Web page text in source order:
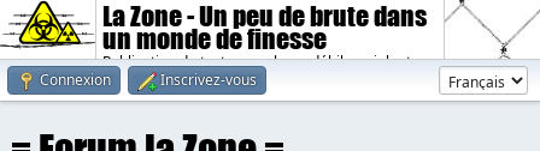
La Zone - Un peu de brute dans
un monde de finesse
Publication de textes sombres, débiles, violents.
Connexion
Inscrivez-vous